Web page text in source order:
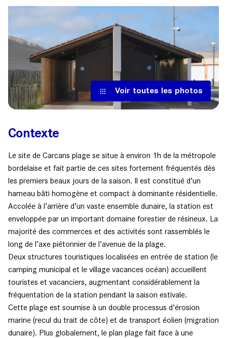
Voir toutes les photos
Contexte
Le site de Carcans plage se situe à environ 1h de la métropole
bordelaise et fait partie de ces sites fortement fréquentés dès
les premiers beaux jours de la saison. Il est constitué d’un
hameau bâti homogène et compact à dominante résidentielle.
Accolée à l’arrière d’un vaste ensemble dunaire, la station est
enveloppée par un important domaine forestier de résineux. La
majorité des commerces et des activités sont rassemblés le
long de l’axe piétonnier de l’avenue de la plage.
Deux structures touristiques localisées en entrée de station (le
camping municipal et le village vacances océan) accueillent
touristes et vacanciers, augmentant considérablement la
fréquentation de la station pendant la saison estivale.
Cette plage est soumise à un double processus d’érosion
marine (recul du trait de côte) et de transport éolien (migration
dunaire). Plus globalement, le plan plage fait face à une